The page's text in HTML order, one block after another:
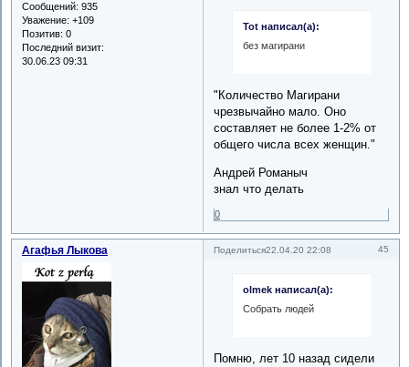
Сообщений: 935
Уважение: +109
Позитив: 0
Последний визит:
30.06.23 09:31
Tot написал(а):
без магирани
"Количество Магирани
чрезвычайно мало. Оно
составляет не более 1-2% от
общего числа всех женщин."
Андрей Романыч
знал что делать
0
Поделиться 45
22.04.20 22:08
Агафья Лыкова
olmek написал(а):
Собрать людей
Помню, лет 10 назад сидели